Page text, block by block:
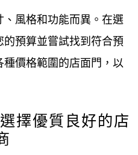
風格和功能而異。在選
預算並嘗試找到符合預
價格範圍的店面門，以
擇優質良好的店